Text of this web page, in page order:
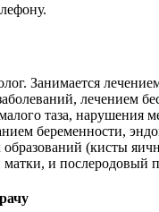
Занимается
лечением
таза, нарушения
беременности,
образований (кисты
и послеродовый